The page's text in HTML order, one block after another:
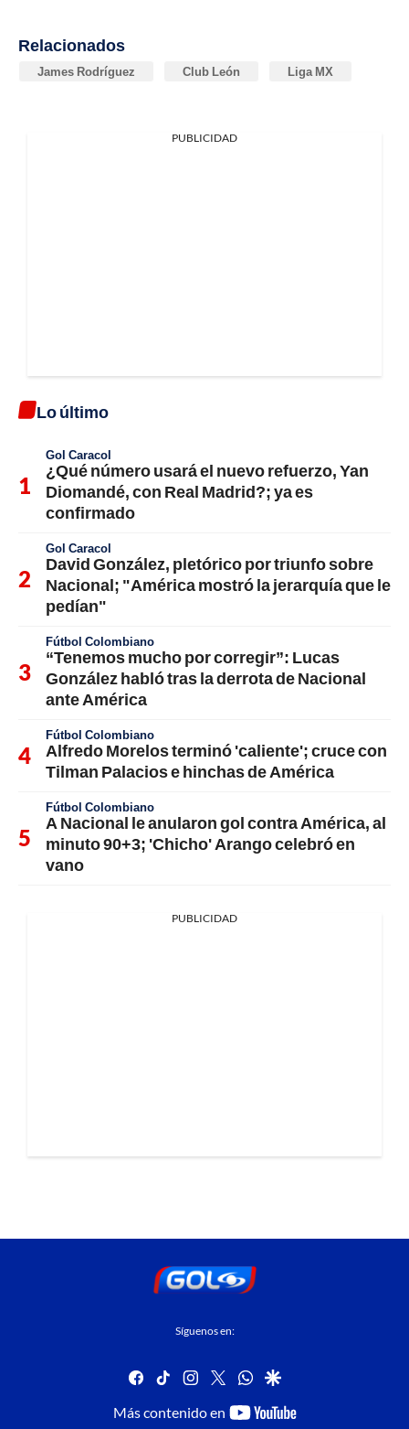
Relacionados
James Rodríguez Club León Liga MX
PUBLICIDAD
Lo último
Gol Caracol
¿Qué número usará el nuevo refuerzo, Yan
Diomandé, con Real Madrid?; ya es
confirmado
Gol Caracol
David González, pletórico por triunfo sobre
Nacional; "América mostró la jerarquía que le
pedían"
Fútbol Colombiano
“Tenemos mucho por corregir”: Lucas
González habló tras la derrota de Nacional
ante América
Fútbol Colombiano
Alfredo Morelos terminó 'caliente'; cruce con
Tilman Palacios e hinchas de América
Fútbol Colombiano
A Nacional le anularon gol contra América, al
minuto 90+3; 'Chicho' Arango celebró en
vano
PUBLICIDAD
Síguenos en:
facebook
tiktok instagram
twitterwhatsapp
google
Más contenido en
youtube-